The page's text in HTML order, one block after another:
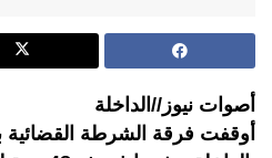
أصوات نيوز//الداخلة
أوقفت فرقة الشرطة القضائية